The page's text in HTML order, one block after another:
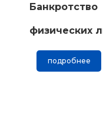
Банкротство
физических
подробнее